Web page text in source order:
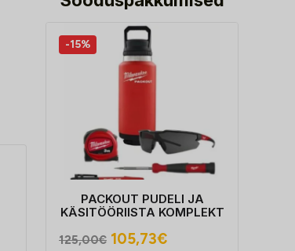
-15%
PACKOUT PUDELI JA
KÄSITÖÖRIISTA KOMPLEKT
125,00€ Algne
105,73€Praegune